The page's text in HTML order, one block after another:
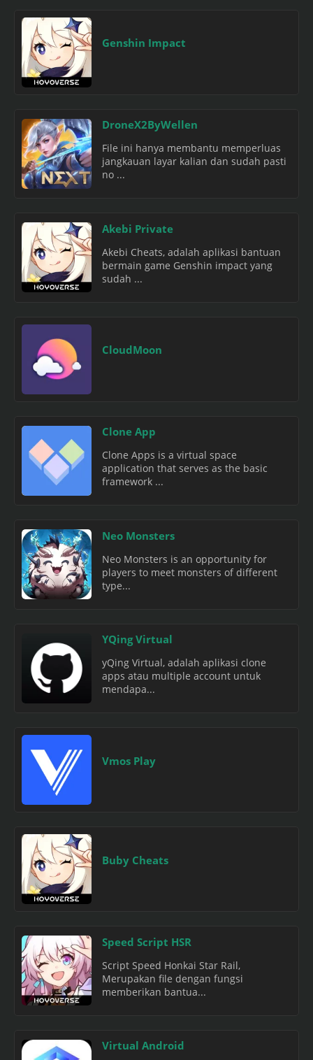
Genshin Impact
DroneX2ByWellen
File ini hanya membantu memperluas
jangkauan layar kalian dan sudah pasti
no ...
Akebi Private
Akebi Cheats, adalah aplikasi bantuan
bermain game Genshin impact yang
sudah ...
CloudMoon
Clone App
Clone Apps is a virtual space
application that serves as the basic
framework ...
Neo Monsters
Neo Monsters is an opportunity for
players to meet monsters of different
type...
YQing Virtual
yQing Virtual, adalah aplikasi clone
apps atau multiple account untuk
mendapa...
Vmos Play
Buby Cheats
Speed Script HSR
Script Speed Honkai Star Rail,
Merupakan file dengan fungsi
memberikan bantua...
Virtual Android